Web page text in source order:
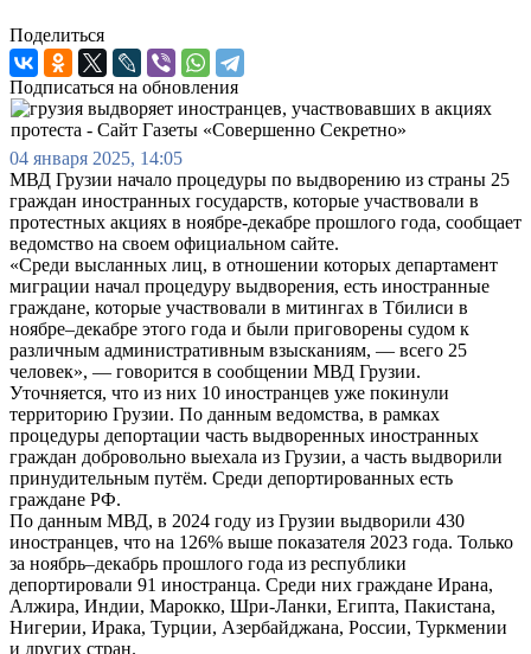
Поделиться
Подписаться на обновления
04 января 2025, 14:05
МВД Грузии начало процедуры по выдворению из страны 25
граждан иностранных государств, которые участвовали в
протестных акциях в ноябре-декабре прошлого года, сообщает
ведомство на своем официальном сайте.
«Среди высланных лиц, в отношении которых департамент
миграции начал процедуру выдворения, есть иностранные
граждане, которые участвовали в митингах в Тбилиси в
ноябре–декабре этого года и были приговорены судом к
различным административным взысканиям, ― всего 25
человек», ― говорится в сообщении МВД Грузии.
Уточняется, что из них 10 иностранцев уже покинули
территорию Грузии. По данным ведомства, в рамках
процедуры депортации часть выдворенных иностранных
граждан добровольно выехала из Грузии, а часть выдворили
принудительным путём. Среди депортированных есть
граждане РФ.
По данным МВД, в 2024 году из Грузии выдворили 430
иностранцев, что на 126% выше показателя 2023 года. Только
за ноябрь–декабрь прошлого года из республики
депортировали 91 иностранца. Среди них граждане Ирана,
Алжира, Индии, Марокко, Шри-Ланки, Египта, Пакистана,
Нигерии, Ирака, Турции, Азербайджана, России, Туркмении
и других стран.